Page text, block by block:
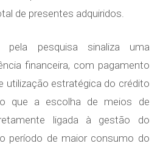
de presentes adquiridos.
pela pesquisa sinaliza uma
financeira, com pagamento
utilização estratégica do crédito
que a escolha de meios de
ligada à gestão do
período de maior consumo do